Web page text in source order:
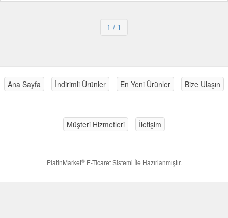
1 / 1
Ana Sayfa İndirimli Ürünler En Yeni Ürünler Bize Ulaşın
Müşteri Hizmetleri İletişim
PlatinMarket®E-Ticaret Sistemi İle Hazırlanmıştır.